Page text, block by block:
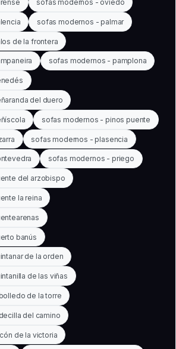
sofas modernos - oviedo
sofas modernos - palmar
de la frontera
sofas modernos - pamplona
del duero
sofas modernos - pinos puente
sofas modernos - plasencia
sofas modernos - priego
del arzobispo
la reina
banús
de la orden
de las viñas
de la torre
del camino
de la victoria